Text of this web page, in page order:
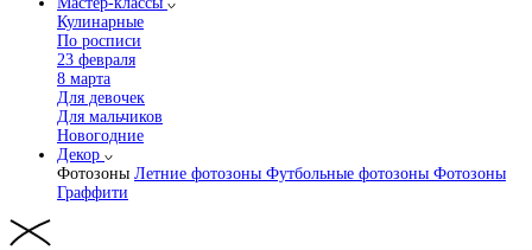
Кулинарные
По росписи
23 февраля
8 марта
Для девочек
Для мальчиков
Новогодние
Декор
Фотозоны Летние фотозоны Футбольные фотозоны Фотозоны
Граффити